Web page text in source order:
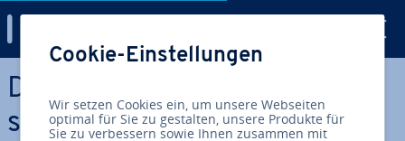
Zum Haupt­in­halt springen
Die LinkedIn-Zu­sam­men­fas­
sung: Muster für Ihr Profil
Cookie-Einstellungen
Wir setzen Cookies ein, um unsere Webseiten
optimal für Sie zu gestalten, unsere Produkte für
Sie zu verbessern sowie Ihnen zusammen mit